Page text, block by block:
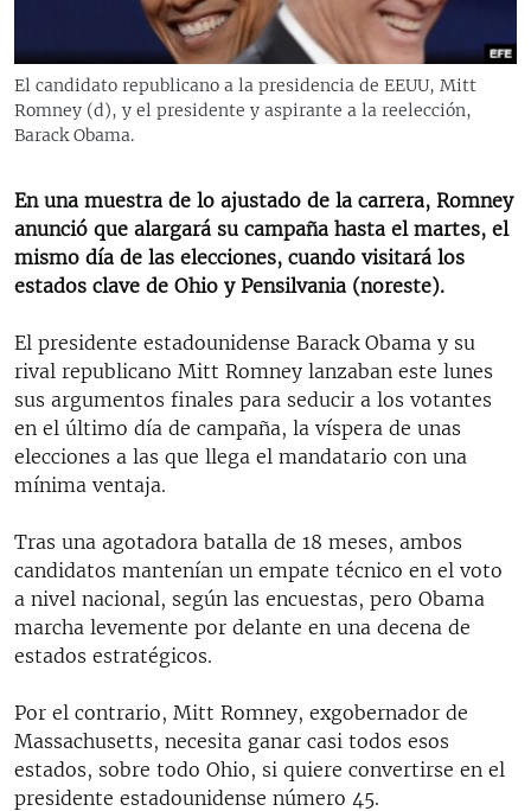
ESPECIALES
ESPECIALES
SER VIEJO EN CUBA
KENTU-CUBANO
LOS SANTOS DE HIALEAH
LA INVASIÓN DE RUSIA A UCRANIA
MULTIMEDIA
EDITORIALES
SÍGUENOS
El candidato republicano a la presidencia de EEUU, Mitt
Romney (d), y el presidente y aspirante a la reelección,
Barack Obama.
En una muestra de lo ajustado de la carrera, Romney
anunció que alargará su campaña hasta el martes, el
mismo día de las elecciones, cuando visitará los
estados clave de Ohio y Pensilvania (noreste).
El presidente estadounidense Barack Obama y su
rival republicano Mitt Romney lanzaban este lunes
sus argumentos finales para seducir a los votantes
en el último día de campaña, la víspera de unas
elecciones a las que llega el mandatario con una
mínima ventaja.
Tras una agotadora batalla de 18 meses, ambos
candidatos mantenían un empate técnico en el voto
a nivel nacional, según las encuestas, pero Obama
marcha levemente por delante en una decena de
estados estratégicos.
Por el contrario, Mitt Romney, exgobernador de
Massachusetts, necesita ganar casi todos esos
estados, sobre todo Ohio, si quiere convertirse en el
presidente estadounidense número 45.